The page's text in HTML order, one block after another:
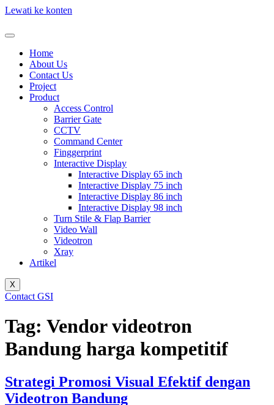
Lewati ke konten
Home
About Us
Contact Us
Project
Product
Access Control
Barrier Gate
CCTV
Command Center
Finggerprint
Interactive Display
Interactive Display 65 inch
Interactive Display 75 inch
Interactive Display 86 inch
Interactive Display 98 inch
Turn Stile & Flap Barrier
Video Wall
Videotron
Xray
Artikel
X
Contact GSI
Tag: Vendor videotron
Bandung harga kompetitif
Strategi Promosi Visual Efektif dengan
Videotron Bandung